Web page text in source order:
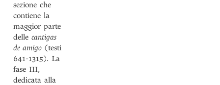
sezione che
contiene la
maggior parte
dellecantigas
de amigo (testi
641-1315). La
fase III,
dedicata alla